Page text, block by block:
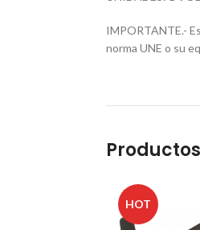
IMPORTANTE.-
norma UNE o su
HOT